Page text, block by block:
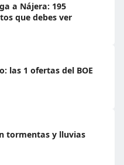
a Nájera: 195
que debes ver
las 1 ofertas del BOE
tormentas y lluvias